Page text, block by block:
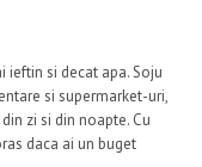
si decat apa. Soju
si supermarket-uri,
zi si din noapte. Cu
daca ai un buget